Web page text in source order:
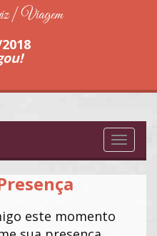
| Viagem
Toggle
este momento